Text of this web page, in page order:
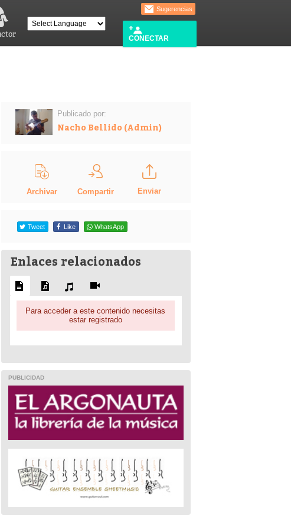
Sugerencias
CONECTAR
Publicado por:
Nacho Bellido (Admin)
Archivar Compartir Enviar
Tweet Like WhatsApp
Enlaces relacionados
Para acceder a este contenido necesitas
estar registrado
PUBLICIDAD